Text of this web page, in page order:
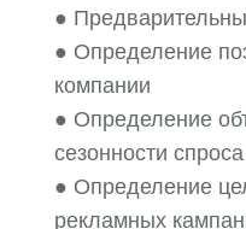
●
● Определение
компании
● Определение
сезонности спроса
● Определение
рекламных